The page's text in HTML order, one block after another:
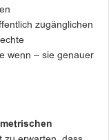
zugänglichen
wenn – sie genauer